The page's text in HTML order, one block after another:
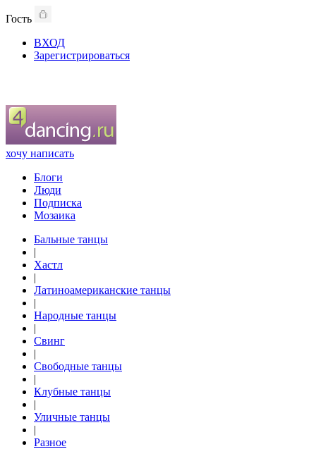
Гость
ВХОД
Зарегистрироваться
хочу написать
Блоги
Люди
Подписка
Мозаика
Бальные танцы
|
Хастл
|
Латиноамериканские танцы
|
Народные танцы
|
Свинг
|
Свободные танцы
|
Клубные танцы
|
Уличные танцы
|
Разное